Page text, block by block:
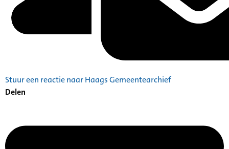
Stuur een reactie naar Haags Gemeentearchief
Delen